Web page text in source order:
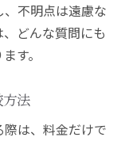
不明点は遠慮な
どんな質問にも
す。
法
は、料金だけで